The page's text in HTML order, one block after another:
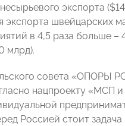
экспорта
экспорта швейцарских
в 4,5 раза больше –
млрд).
совета «ОПОРЫ
нацпроекту «МСП и
Россией стоит задача